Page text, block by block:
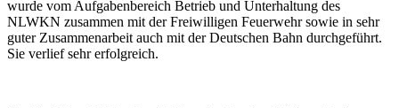
wurde vom Aufgabenbereich Betrieb und Unterhaltung des
NLWKN zusammen mit der Freiwilligen Feuerwehr sowie in sehr
guter Zusammenarbeit auch mit der Deutschen Bahn durchgeführt.
Sie verlief sehr erfolgreich.